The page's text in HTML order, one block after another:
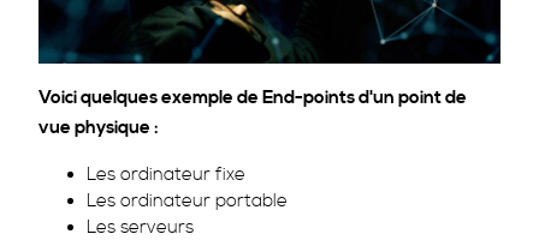
Voici quelques exemple de End-points d'un point de
vue physique :
Les ordinateur fixe
Les ordinateur portable
Les serveurs